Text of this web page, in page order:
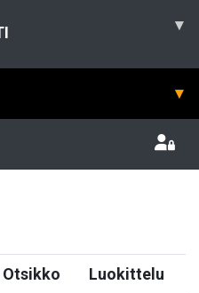
▾
▾
Otsikko Luokittelu